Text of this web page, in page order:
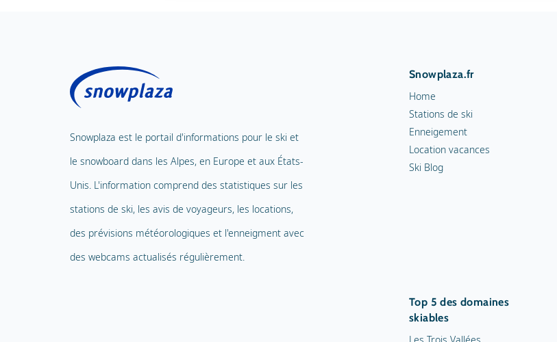
Snowplaza est le portail d'informations pour le ski et
le snowboard dans les Alpes, en Europe et aux États-
Unis. L'information comprend des statistiques sur les
stations de ski, les avis de voyageurs, les locations,
des prévisions météorologiques et l'enneigment avec
des webcams actualisés régulièrement.
Snowplaza.fr
Home
Stations de ski
Enneigement
Location vacances
Ski Blog
Top 5 des domaines
skiables